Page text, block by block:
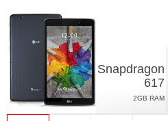
Snapdragon
617
2GB RAM